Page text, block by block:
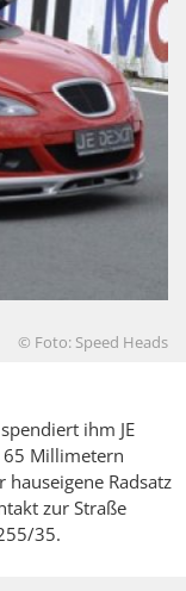
© Foto: Speed Heads
ihm JE
65 Millimetern
Radsatz
zur Straße
35.